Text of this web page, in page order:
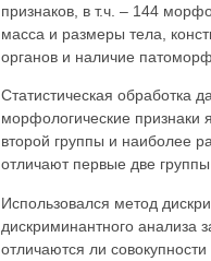
признаков, в т.ч. – 144
масса и размеры тела,
органов и наличие
Статистическая обработка
морфологические
второй группы и наиболее
отличают первые две группы
Использовался метод
дискриминантного анализа
отличаются ли